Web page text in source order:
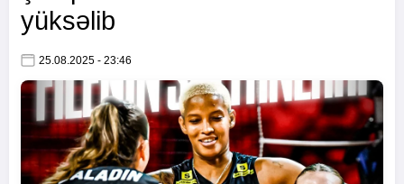
yüksəlib
25.08.2025 - 23:46